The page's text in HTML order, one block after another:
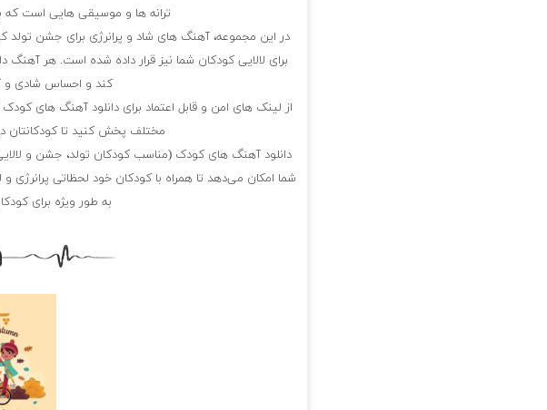
ترانه ها و موسیقی هایی است که
در این مجموعه، آهنگ های شاد و پرانرژی برای جشن
برای لالایی کودکان شما نیز قرار داده شده است. هر آهنگ
کند و احساس شادی و
از لینک های امن و قابل اعتماد برای دانلود آهنگ های
مختلف پخش کنید تا کودکانتان
دانلود آهنگ های کودک (مناسب کودکان تولد، جشن و
شما امکان می‌دهد تا همراه با کودکان خود لحظاتی
به طور ویژه برای